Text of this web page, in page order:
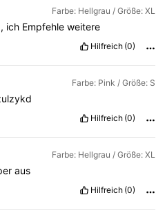
Farbe: Hellgrau / Größe: XL
, ich Empfehle weitere
Hilfreich (0)
Farbe: Pink / Größe: S
Hilfreich (0)
Farbe: Hellgrau / Größe: XL
aus
Hilfreich (0)